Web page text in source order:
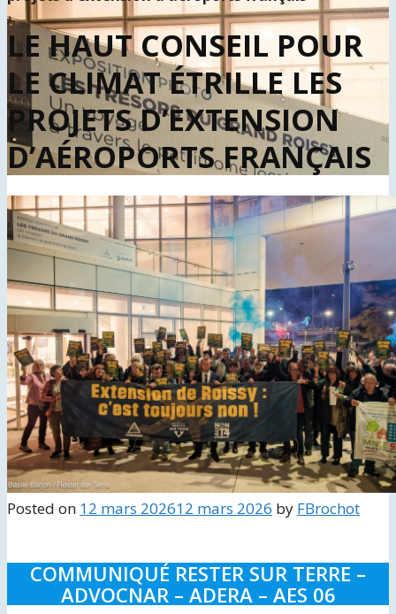
LE HAUT CONSEIL POUR
LE CLIMAT ÉTRILLE LES
PROJETS D’EXTENSION
D’AÉROPORTS FRANÇAIS
Posted on 12 mars 202612 mars 2026 by FBrochot
COMMUNIQUÉ RESTER SUR TERRE –
ADVOCNAR – ADERA – AES 06